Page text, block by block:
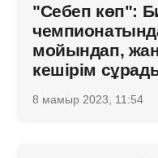
"Себеп көп":
мойындап,
кешірім
8 мамыр 2023, 11:54